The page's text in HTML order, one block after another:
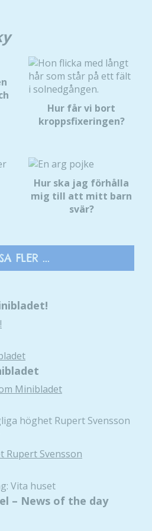
Hur får vi bort
kroppsfixeringen?
Hur ska jag förhålla
mig till att mitt barn
svär?
FLER ...
Minibladet
Rupert Svensson
– News of the day